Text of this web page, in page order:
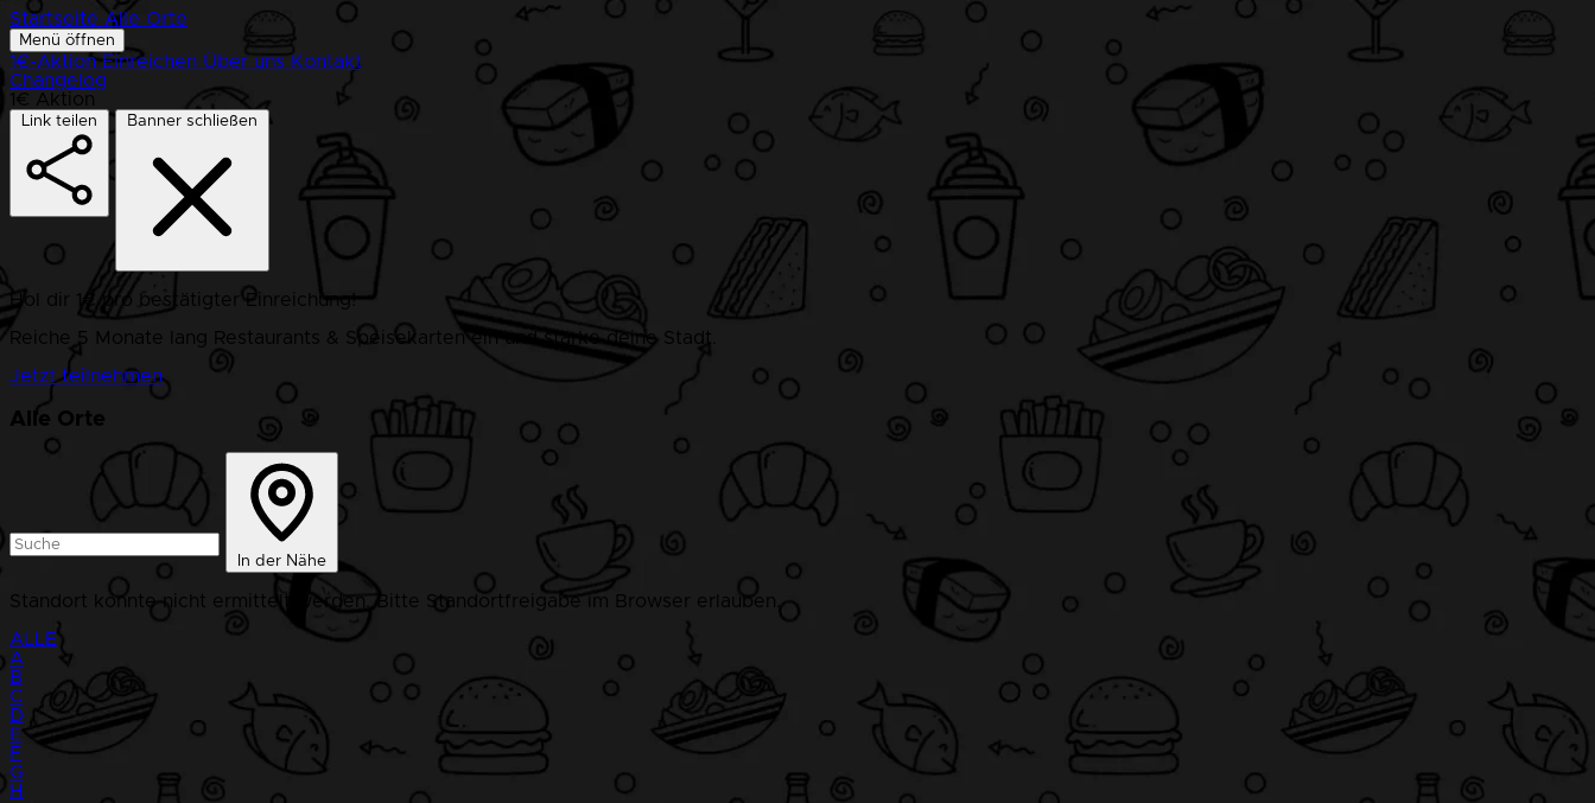
Startseite Alle Orte
Menü öffnen
1€-Aktion Einreichen Über uns Kontakt
Changelog
1€ Aktion
Link teilen Banner schließen
Hol dir 1€ pro bestätigter Einreichung!
Reiche 5 Monate lang Restaurants & Speisekarten ein und stärke deine Stadt.
Jetzt teilnehmen
Alle Orte
In der Nähe
Standort konnte nicht ermittelt werden. Bitte Standortfreigabe im Browser erlauben.
ALLE
A
B
C
D
E
F
G
H